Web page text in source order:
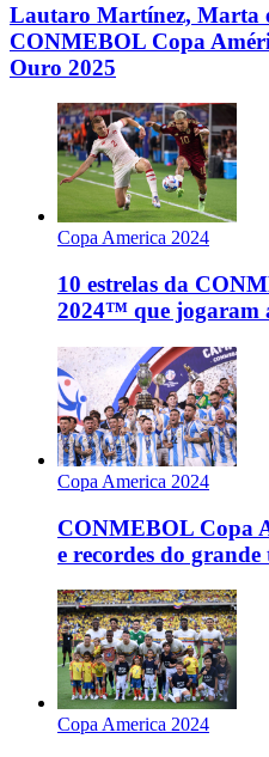
Lautaro Martínez, Marta
CONMEBOL Copa
Ouro 2025
Copa America 2024
10 estrelas da
2024™ que jogaram
Copa America 2024
CONMEBOL Copa
e recordes do
Copa America 2024